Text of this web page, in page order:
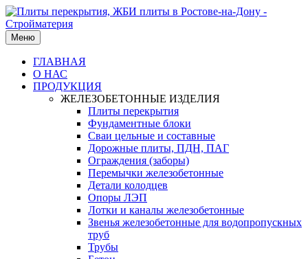
Меню
ГЛАВНАЯ
О НАС
ПРОДУКЦИЯ
ЖЕЛЕЗОБЕТОННЫЕ ИЗДЕЛИЯ
Плиты перекрытия
Фундаментные блоки
Сваи цельные и составные
Дорожные плиты, ПДН, ПАГ
Ограждения (заборы)
Перемычки железобетонные
Детали колодцев
Опоры ЛЭП
Лотки и каналы железобетонные
Звенья железобетонные для водопропускных
труб
Трубы